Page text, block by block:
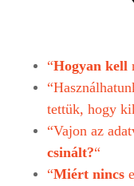
“Hogyan kell
tettük, hogy
“Vajon az
csinált?“
“Miért nincs